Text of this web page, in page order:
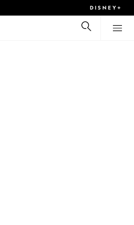
DISNEY+